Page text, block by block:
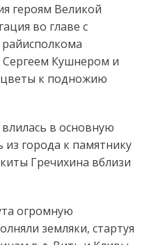
героям Великой
во главе с
Кушнером и
к подножию
в основную
города к памятнику
Гречихина вблизи
огромную
земляки, стартуя